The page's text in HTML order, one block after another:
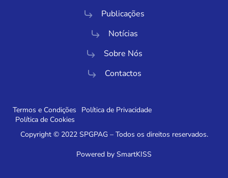
Publicações
Notícias
Sobre Nós
Contactos
Termos e Condições
Política de Privacidade
Política de Cookies
Copyright © 2022 SPGPAG – Todos os direitos reservados.
Powered by SmartKISS